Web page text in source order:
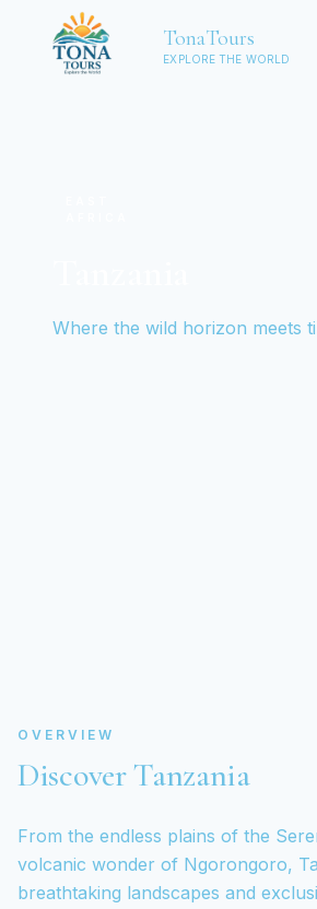
TonaTours
EXPLORE THE WORLD
Where the wild horizon meets
OVERVIEW
Discover Tanzania
From the endless plains of the
volcanic wonder of Ngorongoro,
breathtaking landscapes and